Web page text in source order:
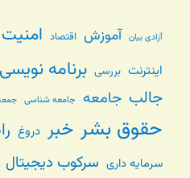
آزادی بیان آموزش اقتصاد امنیت
اینترنت بررسی برنامه نویسی
جالب جامعه جامعه شناسی
حقوق بشر خبر دروغ
سرمایه داری سرکوب دیجیتال